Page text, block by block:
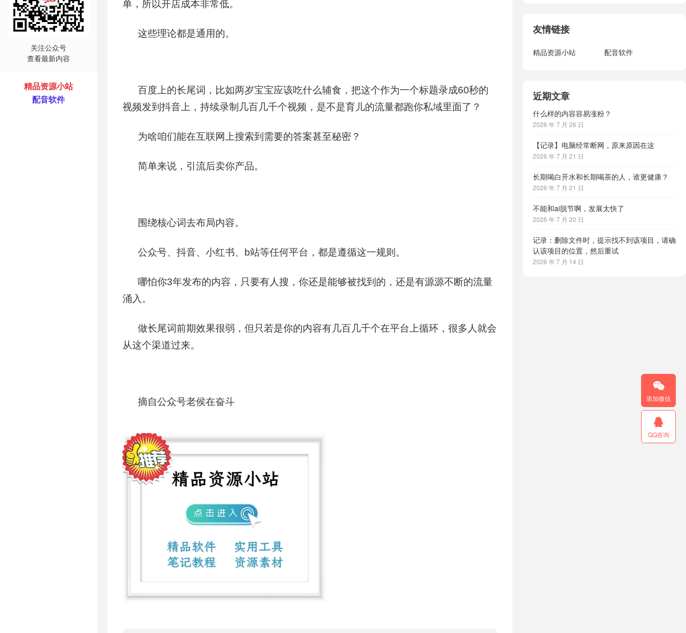
关注公众号
查看最新内容
精品资源小站
配音软件
单，所以开店成本非常低。
这些理论都是通用的。
百度上的长尾词，比如两岁宝宝应该吃什么辅食，把这个作为一个标题录成60秒的
视频发到抖音上，持续录制几百几千个视频，是不是育儿的流量都跑你私域里面了？
为啥咱们能在互联网上搜索到需要的答案甚至秘密？
简单来说，引流后卖你产品。
围绕核心词去布局内容。
公众号、抖音、小红书、b站等任何平台，都是遵循这一规则。
哪怕你3年发布的内容，只要有人搜，你还是能够被找到的，还是有源源不断的流量
涌入。
做长尾词前期效果很弱，但只若是你的内容有几百几千个在平台上循环，很多人就会
从这个渠道过来。
摘自公众号老侯在奋斗
友情链接
精品资源小站 配音软件
近期文章
什么样的内容容易涨粉？
2026 年 7 月 26 日
【记录】电脑经常断网，原来原因在这
2026 年 7 月 21 日
长期喝白开水和长期喝茶的人，谁更健康？
2026 年 7 月 21 日
不能和ai脱节啊，发展太快了
2026 年 7 月 20 日
记录：删除文件时，提示找不到该项目，请确
认该项目的位置，然后重试
2026 年 7 月 14 日

添加微信

QQ咨询